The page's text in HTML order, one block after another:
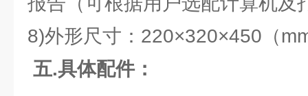
8)外形尺寸：220×320×450（
五.具体配件：